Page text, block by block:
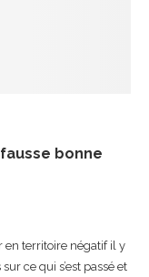
bonne
en territoire négatif il y
ce qui s’est passé et